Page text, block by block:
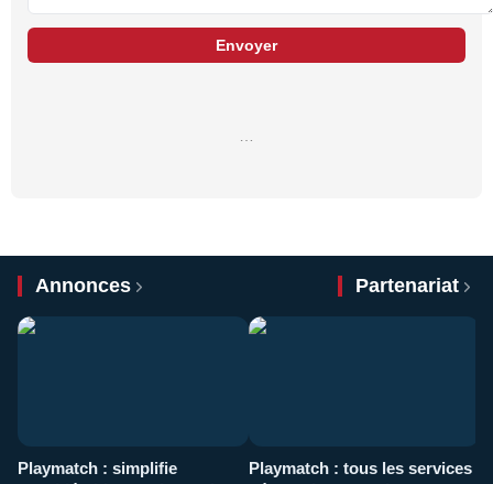
Envoyer
…
Annonces Partenariat
Playmatch : simplifie
Playmatch : tous les services